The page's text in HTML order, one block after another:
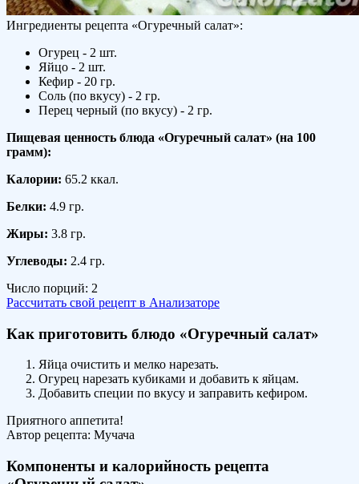
Ингредиенты рецепта «Огуречный салат»:
Огурец - 2 шт.
Яйцо - 2 шт.
Кефир - 20 гр.
Соль (по вкусу) - 2 гр.
Перец черный (по вкусу) - 2 гр.
Пищевая ценность блюда «Огуречный салат» (на 100
грамм):
Калории: 65.2 ккал.
Белки: 4.9 гр.
Жиры: 3.8 гр.
Углеводы: 2.4 гр.
Число порций: 2
Рассчитать свой рецепт в Анализаторе
Как приготовить блюдо «Огуречный салат»
Яйца очистить и мелко нарезать.
Огурец нарезать кубиками и добавить к яйцам.
Добавить специи по вкусу и заправить кефиром.
Приятного аппетита!
Автор рецепта: Мучача
Компоненты и калорийность рецепта